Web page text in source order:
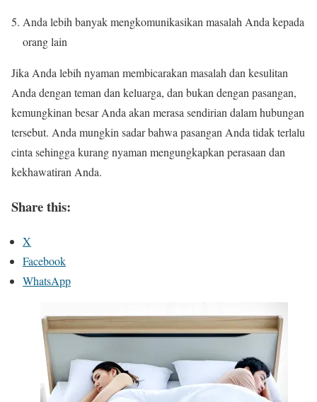
Anda lebih banyak mengkomunikasikan masalah Anda kepada
orang lain
Jika Anda lebih nyaman membicarakan masalah dan kesulitan
Anda dengan teman dan keluarga, dan bukan dengan pasangan,
kemungkinan besar Anda akan merasa sendirian dalam hubungan
tersebut. Anda mungkin sadar bahwa pasangan Anda tidak terlalu
cinta sehingga kurang nyaman mengungkapkan perasaan dan
kekhawatiran Anda.
Share this:
X
Facebook
WhatsApp